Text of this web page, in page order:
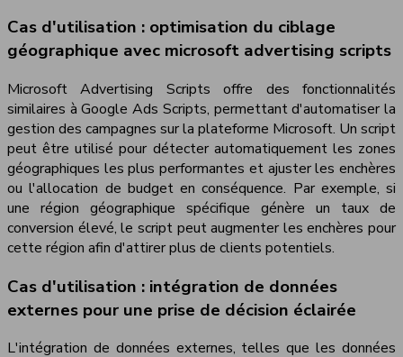
Cas d'utilisation : optimisation du ciblage
géographique avec microsoft advertising scripts
Microsoft Advertising Scripts offre des fonctionnalités
similaires à Google Ads Scripts, permettant d'automatiser la
gestion des campagnes sur la plateforme Microsoft. Un script
peut être utilisé pour détecter automatiquement les zones
géographiques les plus performantes et ajuster les enchères
ou l'allocation de budget en conséquence. Par exemple, si
une région géographique spécifique génère un taux de
conversion élevé, le script peut augmenter les enchères pour
cette région afin d'attirer plus de clients potentiels.
Cas d'utilisation : intégration de données
externes pour une prise de décision éclairée
L'intégration de données externes, telles que les données